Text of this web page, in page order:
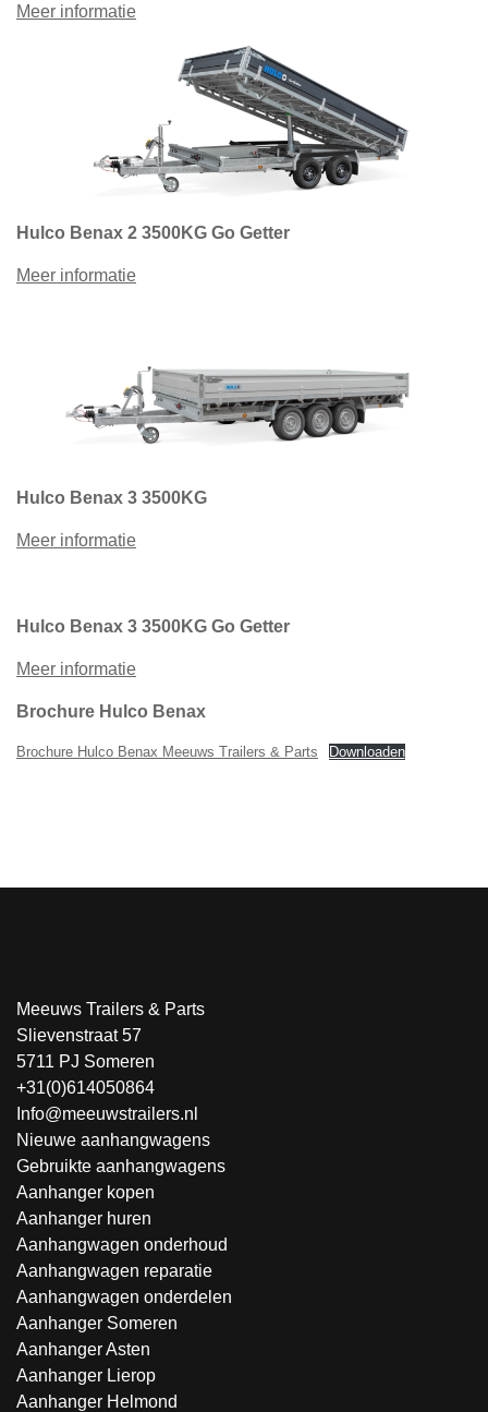
Meer informatie
Hulco Benax 2 3500KG Go Getter
Meer informatie
Hulco Benax 3 3500KG
Meer informatie
Hulco Benax 3 3500KG Go Getter
Meer informatie
Brochure Hulco Benax
Brochure Hulco Benax Meeuws Trailers & Parts Downloaden
Meeuws Trailers & Parts
Slievenstraat 57
5711 PJ Someren
+31(0)614050864
Info@meeuwstrailers.nl
Nieuwe aanhangwagens
Gebruikte aanhangwagens
Aanhanger kopen
Aanhanger huren
Aanhangwagen onderhoud
Aanhangwagen reparatie
Aanhangwagen onderdelen
Aanhanger Someren
Aanhanger Asten
Aanhanger Lierop
Aanhanger Helmond